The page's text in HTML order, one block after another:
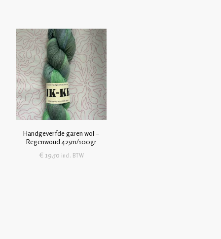
Handgeverfde garen wol –
Regenwoud 425m/100gr
€ 19,50 incl. BTW